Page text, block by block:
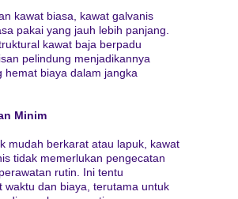
kawat biasa, kawat galvanis
pakai yang jauh lebih panjang.
kawat baja berpadu
pelindung menjadikannya
hemat biaya dalam jangka
Minim
mudah berkarat atau lapuk, kawat
tidak memerlukan pengecatan
rutin. Ini tentu
waktu dan biaya, terutama untuk